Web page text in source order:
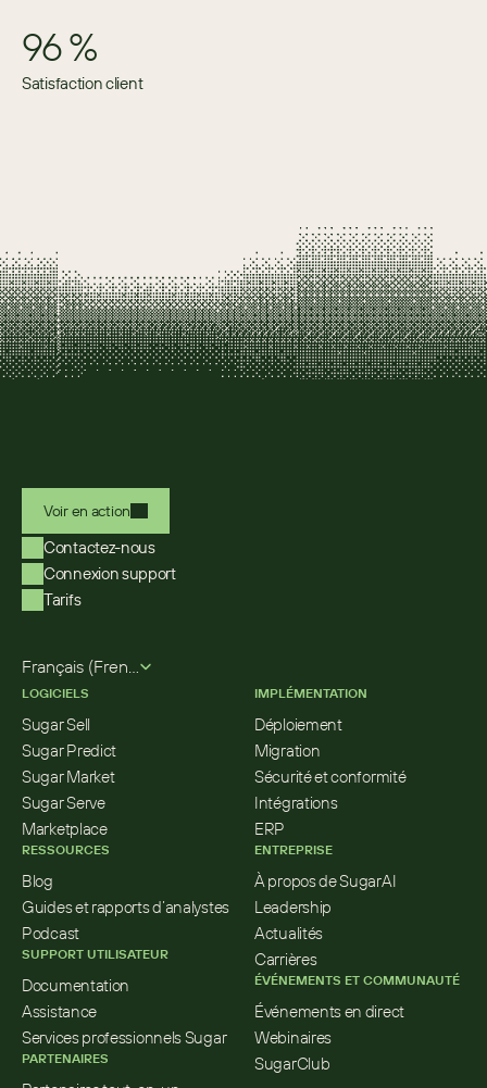
96 %
Satisfaction client
Voir en action
Contactez-nous
Connexion support
Tarifs
Français (French)
LOGICIELS
Sugar Sell
Sugar Predict
Sugar Market
Sugar Serve
Marketplace
RESSOURCES
Blog
Guides et rapports d’analystes
Podcast
SUPPORT UTILISATEUR
Documentation
Assistance
Services professionnels Sugar
PARTENAIRES
IMPLÉMENTATION
Déploiement
Migration
Sécurité et conformité
Intégrations
ERP
ENTREPRISE
À propos de SugarAI
Leadership
Actualités
Carrières
ÉVÉNEMENTS ET COMMUNAUTÉ
Événements en direct
Webinaires
SugarClub